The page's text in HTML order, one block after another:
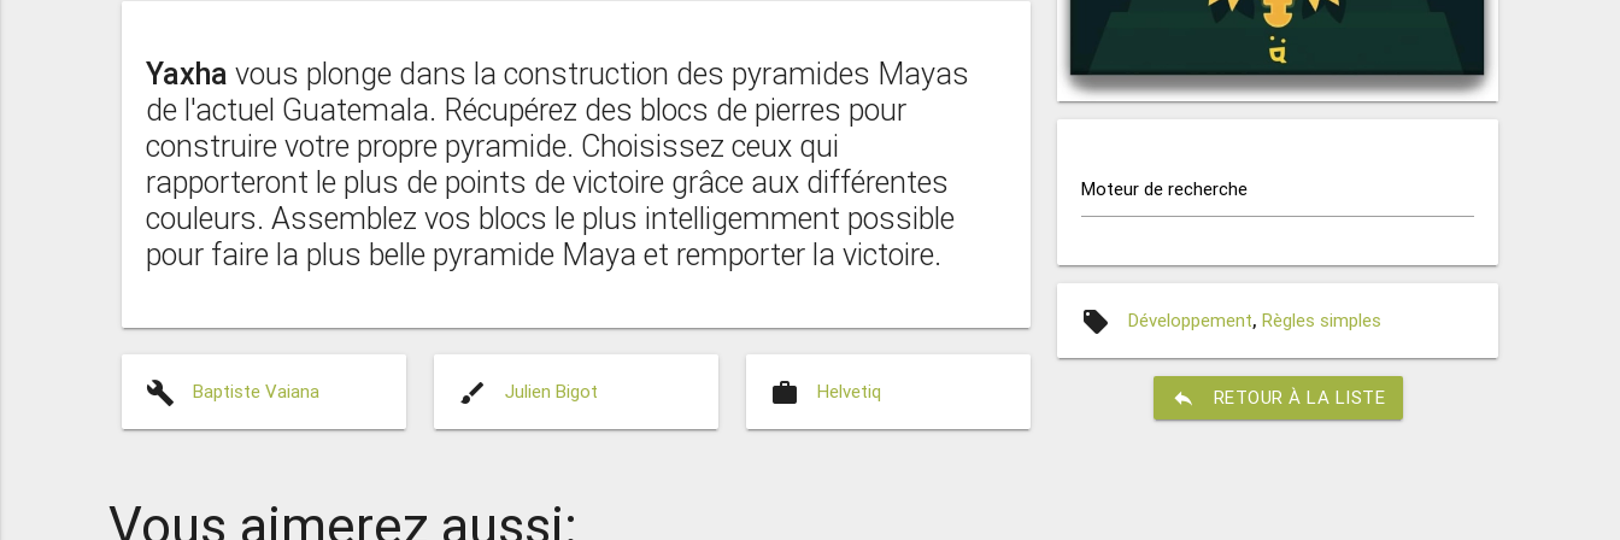
Yaxha vous plonge dans la construction des pyramides Mayas
de l'actuel Guatemala. Récupérez des blocs de pierres pour
construire votre propre pyramide. Choisissez ceux qui
rapporteront le plus de points de victoire grâce aux différentes
couleurs. Assemblez vos blocs le plus intelligemment possible
pour faire la plus belle pyramide Maya et remporter la victoire.
build Baptiste Vaiana brush Julien Bigot work Helvetiq
Moteur de recherche
local_offer Développement,Règles simples
reply RETOUR À LA LISTE
Vous aimerez aussi: